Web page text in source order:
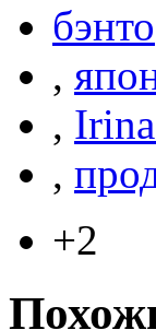
бэнто
,
,
,
+2